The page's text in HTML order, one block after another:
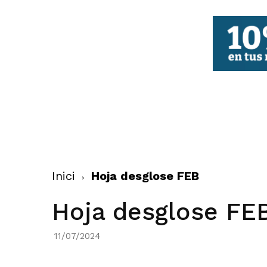
Inici Hoja desglose FEB
Hoja desglose
11/07/2024